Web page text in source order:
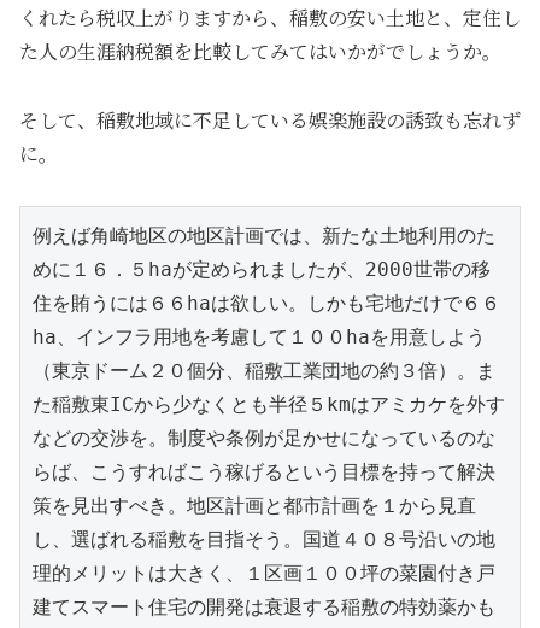
くれたら税収上がりますから、稲敷の安い土地と、定住し
た人の生涯納税額を比較してみてはいかがでしょうか。
そして、稲敷地域に不足している娯楽施設の誘致も忘れず
に。
例えば角崎地区の地区計画では、新たな土地利用のた
めに１６．５haが定められましたが、2000世帯の移
住を賄うには６６haは欲しい。しかも宅地だけで６６
ha、インフラ用地を考慮して１００haを用意しよう
（東京ドーム２０個分、稲敷工業団地の約３倍）。ま
た稲敷東ICから少なくとも半径５kmはアミカケを外す
などの交渉を。制度や条例が足かせになっているのな
らば、こうすればこう稼げるという目標を持って解決
策を見出すべき。地区計画と都市計画を１から見直
し、選ばれる稲敷を目指そう。国道４０８号沿いの地
理的メリットは大きく、１区画１００坪の菜園付き戸
建てスマート住宅の開発は衰退する稲敷の特効薬かも